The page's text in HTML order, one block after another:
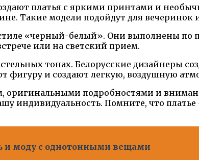
платья с яркими принтами и
Такие модели подойдут для вечеринок
стиле «черный-белый». Они выполнены по
или на светский прием.
тонах. Белорусские дизайнеры
и создают легкую, воздушную
оригинальными подробностями и
индивидуальность. Помните, что
и моду с однотонными вещами